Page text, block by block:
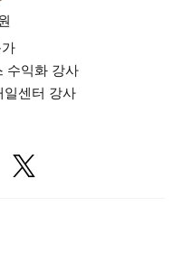
수익화 강사
일센터 강사